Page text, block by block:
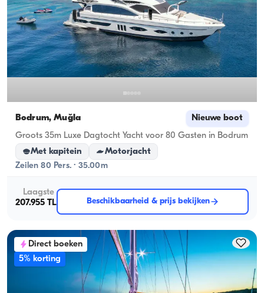
Bodrum, Muğla Nieuwe boot
Groots 35m Luxe Dagtocht Yacht voor 80 Gasten in Bodrum
Met kapitein
Motorjacht
Zeilen 80 Pers. · 35.00m
Laagste
207.955 TL
Beschikbaarheid & prijs bekijken
Direct boeken
5% korting